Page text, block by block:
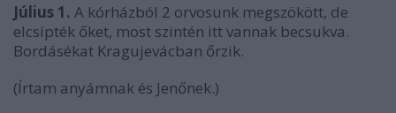
Július 1. A kórházból 2 orvosunk megszökött, de
elcsípték őket, most szintén itt vannak becsukva.
Bordásékat Kragujevácban őrzik.
(Írtam anyámnak és Jenőnek.)